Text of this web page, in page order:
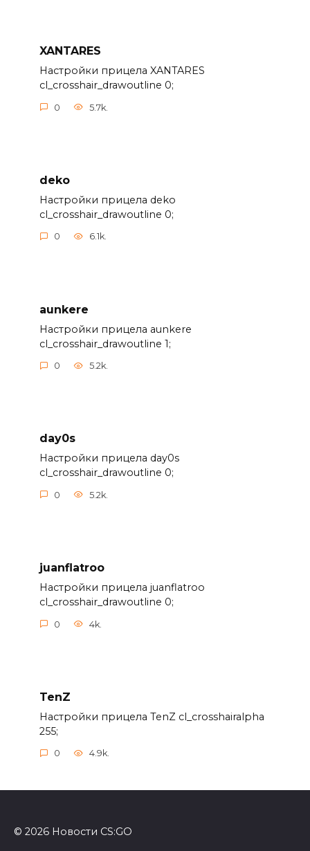
XANTARES
Настройки прицела XANTARES
cl_crosshair_drawoutline 0;
0 5.7k.
deko
Настройки прицела deko
cl_crosshair_drawoutline 0;
0 6.1k.
aunkere
Настройки прицела aunkere
cl_crosshair_drawoutline 1;
0 5.2k.
day0s
Настройки прицела day0s
cl_crosshair_drawoutline 0;
0 5.2k.
juanflatroo
Настройки прицела juanflatroo
cl_crosshair_drawoutline 0;
0 4k.
TenZ
Настройки прицела TenZ cl_crosshairalpha
255;
0 4.9k.
© 2026 Новости CS:GO